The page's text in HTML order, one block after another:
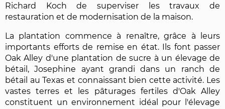
Richard Koch de superviser les travaux de
restauration et de modernisation de la maison.
La plantation commence à renaître, grâce à leurs
importants efforts de remise en état. Ils font passer
Oak Alley d'une plantation de sucre à un élevage de
bétail, Josephine ayant grandi dans un ranch de
bétail au Texas et connaissant bien cette activité. Les
vastes terres et les pâturages fertiles d'Oak Alley
constituent un environnement idéal pour l'élevage